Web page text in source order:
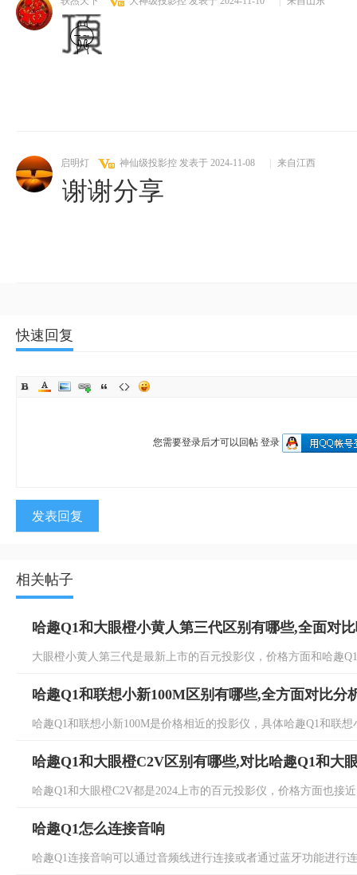
启明灯 神仙级投影控 发表于 2024-11-08 来自江西
谢谢分享
快速回复
您需要登录后才可以回帖 登录
发表回复
相关帖子
哈趣Q1和大眼橙小黄人第三代区别有哪些,全面对
大眼橙小黄人第三代是最新上市的百元投影仪，价格方面和哈趣
哈趣Q1和联想小新100M区别有哪些,全方面对比分
哈趣Q1和联想小新100M是价格相近的投影仪，具体哈趣Q1和联
哈趣Q1和大眼橙C2V区别有哪些,对比哈趣Q1和大
哈趣Q1和大眼橙C2V都是2024上市的百元投影仪，价格方面也接
哈趣Q1怎么连接音响
哈趣Q1连接音响可以通过音频线进行连接或者通过蓝牙功能进行